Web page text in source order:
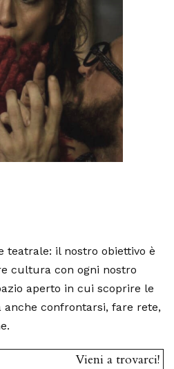
teatrale: il nostro obiettivo è
cultura con ogni nostro
aperto in cui scoprire le
confrontarsi, fare rete,
Vieni a trovarci!